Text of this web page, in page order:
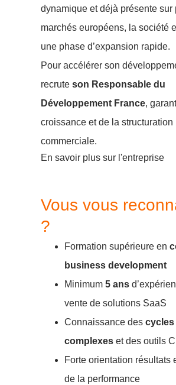
dynamique et déjà présente sur
marchés européens, la société
une phase d’expansion rapide.
Pour accélérer son
recrute son Responsable du
Développement France,
croissance et de la structuration
commerciale.
En savoir plus sur l'entreprise
Vous vous
?
Formation supérieure en
business development
Minimum 5 ans
vente de solutions SaaS
Connaissance des cycles
complexes et des outils
Forte orientation résultats
de la performance